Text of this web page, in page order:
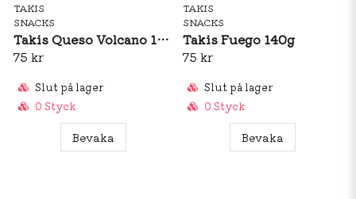
TAKIS
SNACKS
Takis Queso Volcano 140g
75 kr
Slut på lager
0 Styck
Bevaka
TAKIS
SNACKS
Takis Fuego 140g
75 kr
Slut på lager
0 Styck
Bevaka